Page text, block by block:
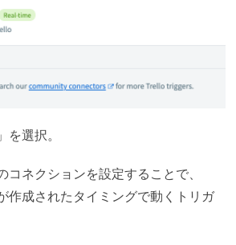
を選択。
コネクションを設定することで、
作成されたタイミングで動くトリガ